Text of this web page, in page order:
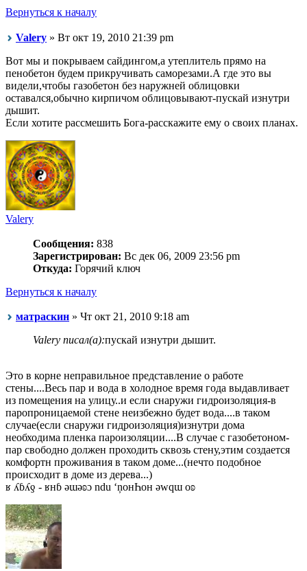
Вернуться к началу
Valery » Вт окт 19, 2010 21:39 pm
Вот мы и покрываем сайдингом,а утеплитель прямо на
пенобетон будем прикручивать саморезами.А где это вы
видели,чтобы газобетон без наружней облицовки
оставался,обычно кирпичом облицовывают-пускай изнутри
дышит.
Если хотите рассмешить Бога-расскажите ему о своих планах.
Valery
Сообщения: 838
Зарегистрирован: Вс дек 06, 2009 23:56 pm
Откуда: Горячий ключ
Вернуться к началу
матраскин » Чт окт 21, 2010 9:18 am
Valery писал(а):пускай изнутри дышит.
Это в корне неправильное представление о работе
стены....Весь пар и вода в холодное время года выдавливает
из помещения на улицу..и если снаружи гидроизоляция-в
паропроницаемой стене неизбежно будет вода....в таком
случае(если снаружи гидроизоляция)изнутри дома
необходима пленка пароизоляции....В случае с газобетоном-
пар свободно должен проходить сквозь стену,этим создается
комфортн проживания в таком доме...(нечто подобное
происходит в доме из дерева...)
ʁ ʎɓʎƍ - ʁнɓ ǝɯǝʚɔ ndu ‘ņонҺон ǝwqɯ оʚ